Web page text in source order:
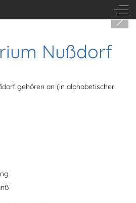
Off-
Nußdorf
gehören an (in alphabetischer